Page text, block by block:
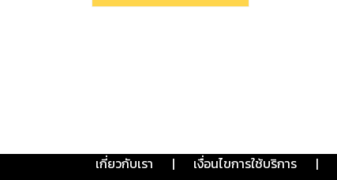
เกี่ยวกับเรา | เงื่อนไขการใช้บริการ |